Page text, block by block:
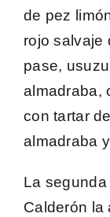
de pez
rojo salvaje
pase,
almadraba,
con tartar
almadraba
La
Calderón la